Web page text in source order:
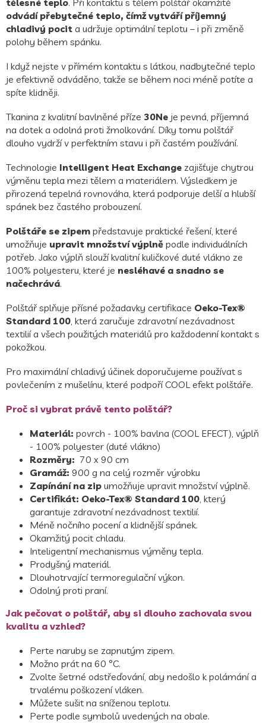
tělesné teplo. Při kontaktu s tělem polštář okamžitě
odvádí přebytečné teplo, čímž vytváří příjemný
chladivý pocit a udržuje optimální teplotu – i při změně
polohy během spánku.
I když nejste v přímém kontaktu s látkou, nadbytečné teplo
je efektivně odváděno, takže se během noci méně potíte a
spíte klidněji.
Tkanina z kvalitní bavlněné příze 30Ne je pevná, příjemná
na dotek a odolná proti žmolkování. Díky tomu polštář
dlouho vydrží v perfektním stavu i při častém používání.
Technologie Intelligent Heat Exchange zajišťuje chytrou
výměnu tepla mezi tělem a materiálem. Výsledkem je
přirozená tepelná rovnováha, která podporuje delší a hlubší
spánek bez častého probouzení.
Polštáře se zipem představuje praktické řešení, které
umožňuje upravit množství výplně podle individuálních
potřeb. Jako výplň slouží kvalitní kuličkové duté vlákno ze
100% polyesteru, které je nesléhavé a snadno se
načechrává.
Polštář splňuje přísné požadavky certifikace Oeko-Tex®
Standard 100, která zaručuje zdravotní nezávadnost
textilií a všech použitých materiálů pro každodenní kontakt s
pokožkou.
Pro maximální chladivý účinek doporučujeme používat s
povlečením z mušelínu, které podpoří COOL efekt polštáře.
Proč si vybrat právě tento polštář?
Materiál: povrch - 100% bavlna (COOL EFECT), výplň
- 100% polyester (duté vlákno)
Rozměry: 70 x 90 cm
Gramáž: 900 g na celý rozměr výrobku
Zapínání na zip umožňuje upravit množství výplně.
Certifikát: Oeko-Tex® Standard 100, který
garantuje zdravotní nezávadnost textilií.
Méně nočního pocení a klidnější spánek.
Okamžitý pocit chladu.
Inteligentní mechanismus výměny tepla.
Prodyšný materiál.
Dlouhotrvající termoregulační výkon.
Odolný proti praní.
Jak pečovat o polštář, aby si dlouho zachovala svou
kvalitu a vzhled?
Perte naruby se zapnutým zipem.
Možno prát na 60 °C.
Zvolte šetrné odstřeďování, aby nedošlo k polámání a
trvalému poškození vláken.
Můžete sušit na sníženou teplotu.
Perte podle symbolů uvedených na obale.